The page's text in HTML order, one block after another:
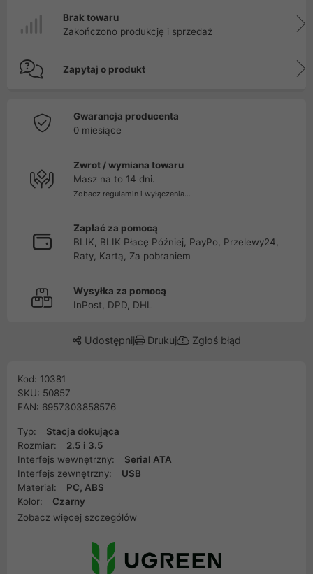
Brak towaru
Zakończono produkcję i sprzedaż
Zapytaj o produkt
Gwarancja producenta
0 miesiące
Zwrot / wymiana towaru
Masz na to 14 dni.
Zobacz regulamin i wyłączenia...
Zapłać za pomocą
BLIK, BLIK Płacę Później, PayPo, Przelewy24,
Raty, Kartą, Za pobraniem
Wysyłka za pomocą
InPost, DPD, DHL
Udostępnij Drukuj Zgłoś błąd
Kod: 10381
SKU: 50857
EAN: 6957303858576
Typ:
Stacja dokująca
Rozmiar:
2.5 i 3.5
Interfejs wewnętrzny:
Serial ATA
Interfejs zewnętrzny:
USB
Materiał:
PC, ABS
Kolor:
Czarny
Zobacz więcej szczegółów